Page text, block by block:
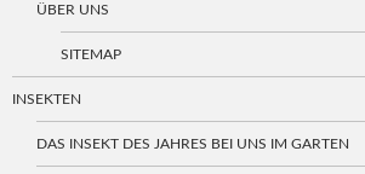
ÜBER UNS
SITEMAP
INSEKTEN
DAS INSEKT DES JAHRES BEI UNS IM GARTEN